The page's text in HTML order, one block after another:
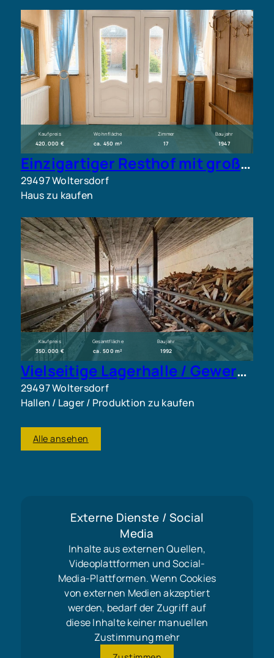
Kaufpreis
420.000 €
Wohnfläche
ca. 450 m²
Zimmer
17
Baujahr
1947
Einzigartiger Resthof mit großzügigem Wohnhaus, 1.500 m² Grundstück und Ausbaupotenzial
29497 Woltersdorf
Haus zu kaufen
Kaufpreis
350.000 €
Gesamtfläche
ca. 500 m²
Baujahr
1992
Vielseitige Lagerhalle / Gewerbeobjekt mit großem Grundstück zu verkaufen
29497 Woltersdorf
Hallen / Lager / Produktion zu kaufen
Alle ansehen
Externe Dienste / Social
Media
Inhalte aus externen Quellen,
Videoplattformen und Social-
Media-Plattformen. Wenn Cookies
von externen Medien akzeptiert
werden, bedarf der Zugriff auf
diese Inhalte keiner manuellen
Zustimmung mehr